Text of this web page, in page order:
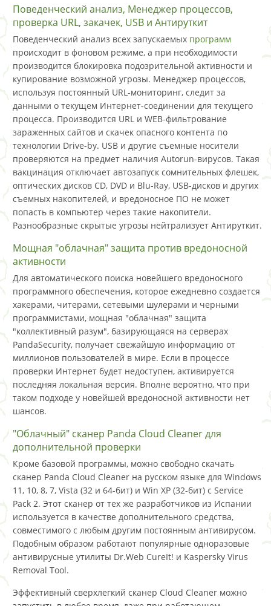
Поведенческий анализ, Менеджер процессов,
проверка URL, закачек, USB и Антируткит
Поведенческий анализ всех запускаемых программ
происходит в фоновом режиме, а при необходимости
производится блокировка подозрительной активности и
купирование возможной угрозы. Менеджер процессов,
используя постоянный URL-мониторинг, следит за
данными о текущем Интернет-соединении для текущего
процесса. Производится URL и WEB-фильтрование
зараженных сайтов и скачек опасного контента по
технологии Drive-by. USB и другие съемные носители
проверяются на предмет наличия Autorun-вирусов. Такая
вакцинация отключает автозапуск сомнительных флешек,
оптических дисков CD, DVD и Blu-Ray, USB-дисков и других
съемных накопителей, и вредоносное ПО не может
попасть в компьютер через такие накопители.
Разнообразные скрытые угрозы нейтрализует Антируткит.
Мощная "облачная" защита против вредоносной
активности
Для автоматического поиска новейшего вредоносного
программного обеспечения, которое ежедневно создается
хакерами, читерами, сетевыми шулерами и черными
программистами, мощная "облачная" защита
"коллективный разум", базирующаяся на серверах
PandaSecurity, получает свежайшую информацию от
миллионов пользователей в мире. Если в процессе
проверки Интернет будет недоступен, активируется
последняя локальная версия. Вполне вероятно, что при
таком подходе у новейшей вредоносной активности нет
шансов.
"Облачный" сканер Panda Cloud Cleaner для
дополнительной проверки
Кроме базовой программы, можно свободно скачать
сканер Panda Cloud Cleaner на русском языке для Windows
11, 10, 8, 7, Vista (32 и 64-бит) и Win XP (32-бит) с Service
Pack 2. Этот сканер от тех же разработчиков из Испании
используется в качестве дополнительного средства,
совместимого с любым другим постоянным антивирусом.
Подобным образом работают популярные одноразовые
антивирусные утилиты Dr.Web CureIt! и Kaspersky Virus
Removal Tool.
Эффективный сверхлегкий сканер Cloud Cleaner можно